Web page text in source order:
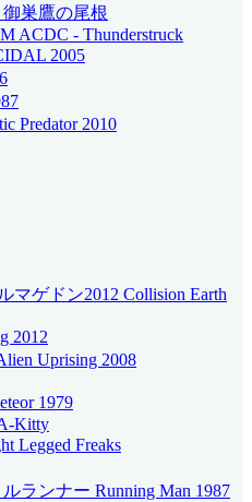
巣鷹の尾根
ACDC - Thunderstruck
2005
Predator 2010
マゲドン2012 Collision Earth
2012
Uprising 2008
1979
Kitty
Legged Freaks
ランナー Running Man 1987